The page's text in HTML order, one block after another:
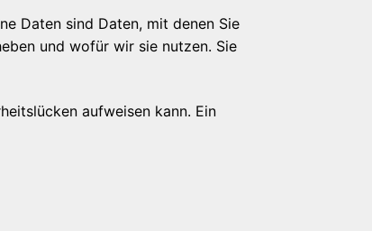
Daten sind Daten, mit denen Sie
und wofür wir sie nutzen. Sie
aufweisen kann. Ein